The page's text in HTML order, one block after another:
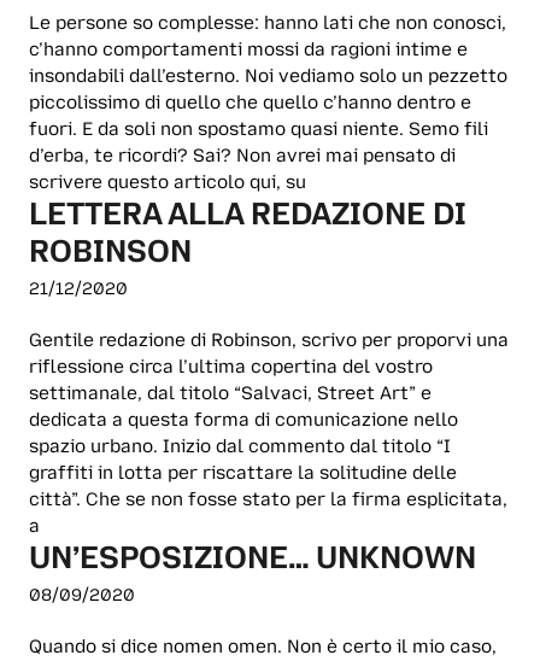
Le persone so complesse: hanno lati che non conosci,
c’hanno comportamenti mossi da ragioni intime e
insondabili dall’esterno. Noi vediamo solo un pezzetto
piccolissimo di quello che quello c’hanno dentro e
fuori. E da soli non spostamo quasi niente. Semo fili
d’erba, te ricordi? Sai? Non avrei mai pensato di
scrivere questo articolo qui, su
LETTERA ALLA REDAZIONE DI
ROBINSON
21/12/2020
Gentile redazione di Robinson, scrivo per proporvi una
riflessione circa l’ultima copertina del vostro
settimanale, dal titolo “Salvaci, Street Art” e
dedicata a questa forma di comunicazione nello
spazio urbano. Inizio dal commento dal titolo “I
graffiti in lotta per riscattare la solitudine delle
città”. Che se non fosse stato per la firma esplicitata,
a
UN’ESPOSIZIONE… UNKNOWN
08/09/2020
Quando si dice nomen omen. Non è certo il mio caso,